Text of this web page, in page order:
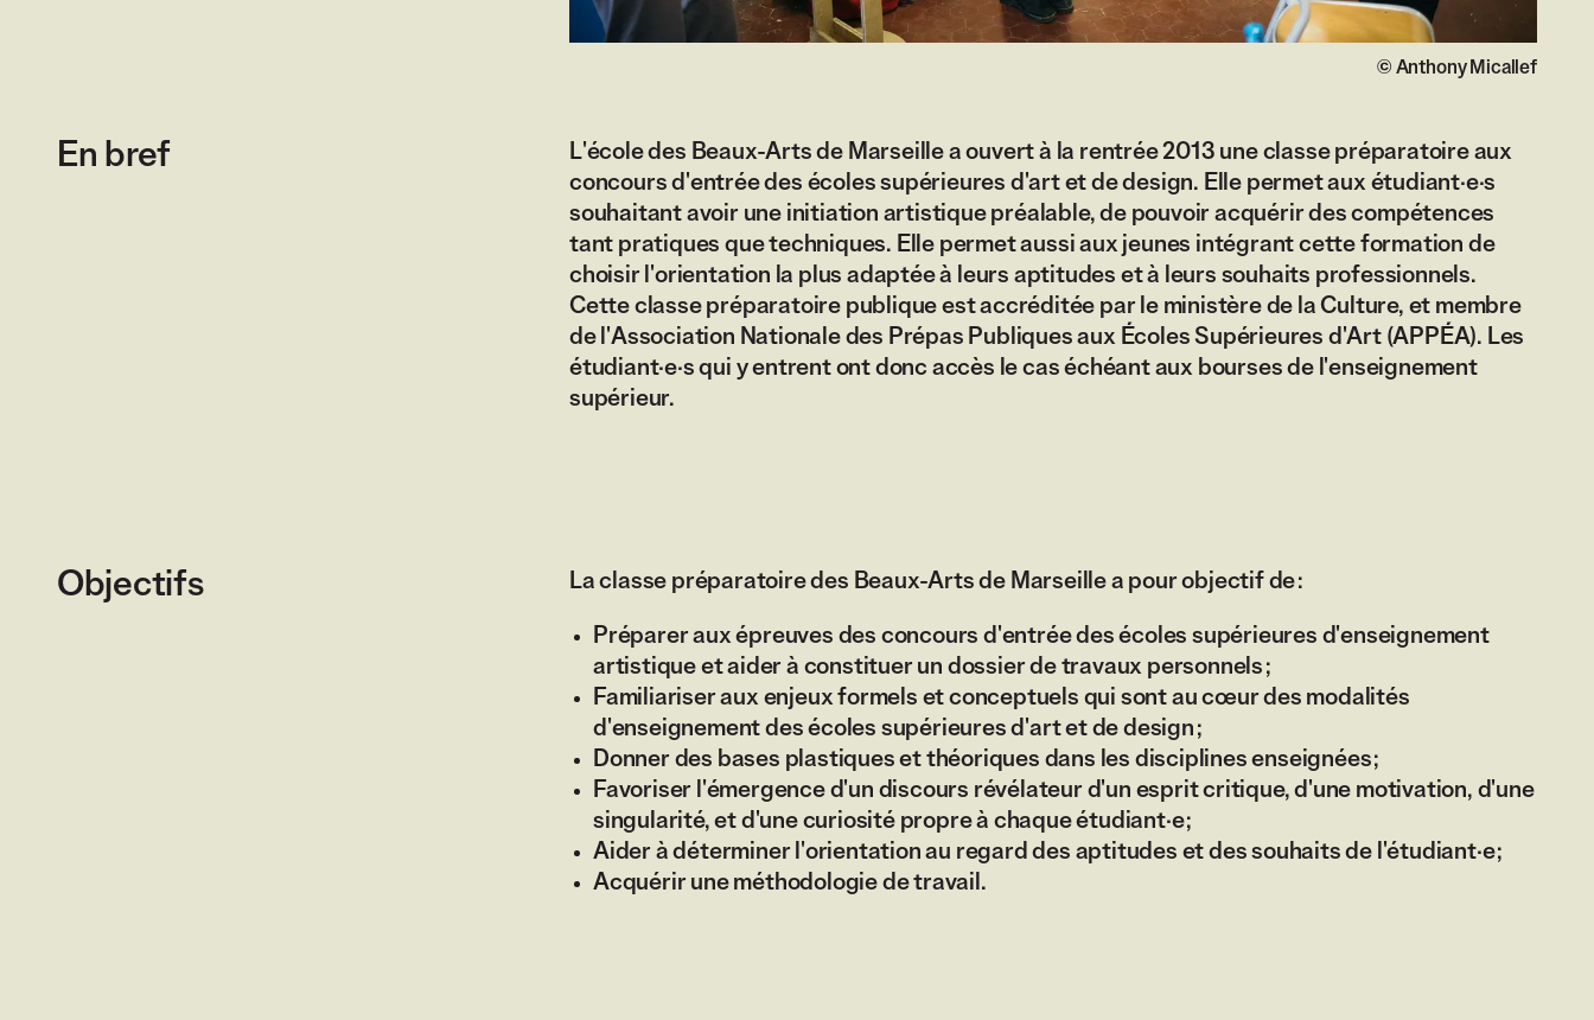
Droits réservés :
© Anthony Micallef
En bref
L'école des Beaux-Arts de Marseille a ouvert à la rentrée 2013 une classe préparatoire aux
concours d'entrée des écoles supérieures d'art et de design. Elle permet aux étudiant·e·s
souhaitant avoir une initiation artistique préalable, de pouvoir acquérir des compétences
tant pratiques que techniques. Elle permet aussi aux jeunes intégrant cette formation de
choisir l'orientation la plus adaptée à leurs aptitudes et à leurs souhaits professionnels.
Cette classe préparatoire publique est accréditée par le ministère de la Culture, et membre
de l'Association Nationale des Prépas Publiques aux Écoles Supérieures d'Art (APPÉA). Les
étudiant·e·s qui y entrent ont donc accès le cas échéant aux bourses de l'enseignement
supérieur.
Objectifs La classe préparatoire des Beaux-Arts de Marseille a pour objectif de :
Préparer aux épreuves des concours d'entrée des écoles supérieures d'enseignement
artistique et aider à constituer un dossier de travaux personnels ;
Familiariser aux enjeux formels et conceptuels qui sont au cœur des modalités
d'enseignement des écoles supérieures d'art et de design ;
Donner des bases plastiques et théoriques dans les disciplines enseignées ;
Favoriser l'émergence d'un discours révélateur d'un esprit critique, d'une motivation, d'une
singularité, et d'une curiosité propre à chaque étudiant·e ;
Aider à déterminer l'orientation au regard des aptitudes et des souhaits de l'étudiant·e ;
Acquérir une méthodologie de travail.